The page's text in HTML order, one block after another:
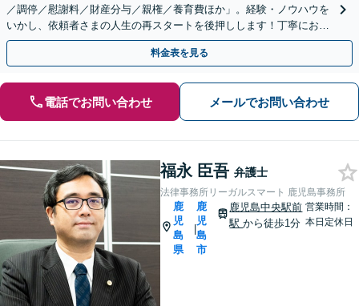
／調停／慰謝料／財産分与／親権／養育費ほか」。経験・ノウハウを
いかし、依頼者さまの人生の再スタートを後押しします！丁寧にお話
をうかがい総合的にベストな解決へ【完全個室相談】
料金表を見る
電話でお問い合わせ メールでお問い合わせ
福永 臣吾 弁護士
法律事務所リーガルスマート 鹿児島事務所
鹿
児
島
県
|
鹿
児
島
市
鹿児島中央駅前
駅から徒歩1分
営業時間：
本日定休日